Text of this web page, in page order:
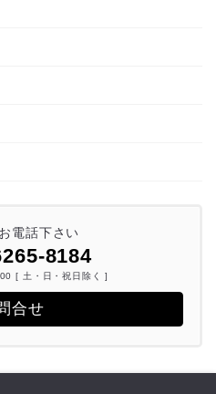
電話下さい
8184
[ 土・日・祝日除く ]
合せ